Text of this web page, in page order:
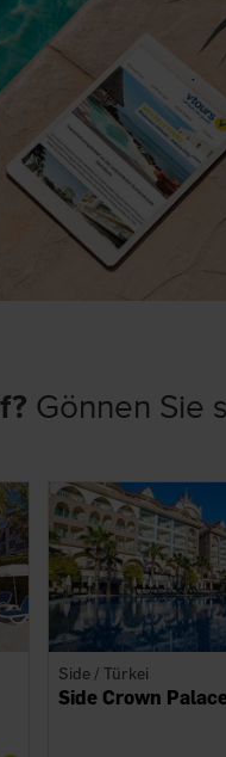
Gönnen Sie
Side / Türkei
Side Crown